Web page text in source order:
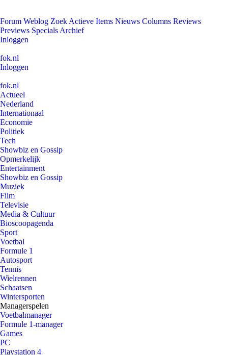
Forum Weblog Zoek Actieve Items Nieuws Columns Reviews
Previews Specials Archief
Inloggen
fok.nl
Inloggen
fok.nl
Actueel
Nederland
Internationaal
Economie
Politiek
Tech
Showbiz en Gossip
Opmerkelijk
Entertainment
Showbiz en Gossip
Muziek
Film
Televisie
Media & Cultuur
Bioscoopagenda
Sport
Voetbal
Formule 1
Autosport
Tennis
Wielrennen
Schaatsen
Wintersporten
Managerspelen
Voetbalmanager
Formule 1-manager
Games
PC
Playstation 4